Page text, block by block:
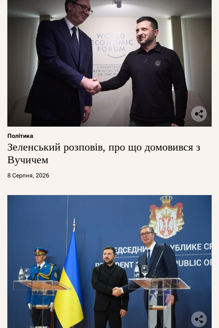
Політика
Зеленський розповів, про що домовився з
Вучичем
8 Серпня, 2026